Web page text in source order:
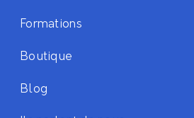
Formations
Boutique
Blog